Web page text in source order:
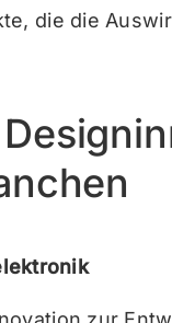
die die